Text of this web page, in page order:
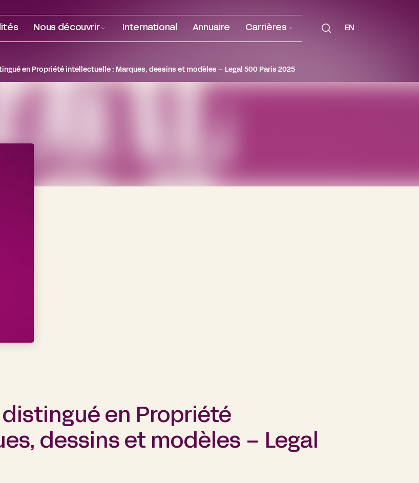
Nous découvrir International Annuaire Carrières EN
en Propriété intellectuelle : Marques, dessins et modèles – Legal 500 Paris 2025
distingué en Propriété
dessins et modèles – Legal